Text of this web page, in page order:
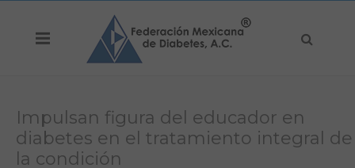
Impulsan figura del educador en
diabetes en el tratamiento integral de
la condición